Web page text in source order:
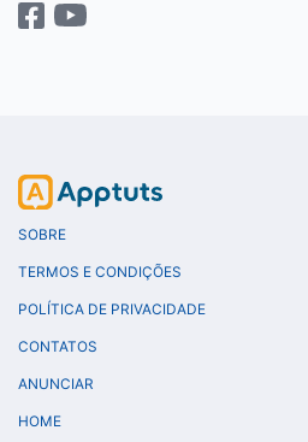
SOBRE
TERMOS E CONDIÇÕES
POLÍTICA DE PRIVACIDADE
CONTATOS
ANUNCIAR
HOME